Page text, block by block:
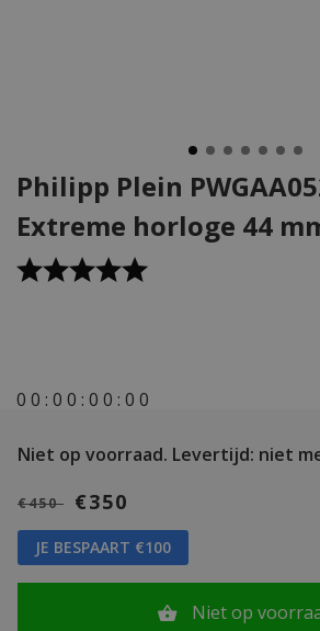
Philipp Plein
Extreme horloge 44
0 0 : 0 0 : 0 0 : 0 0
Niet op voorraad. Levertijd: niet
€450 €350
JE BESPAART €100
Niet op